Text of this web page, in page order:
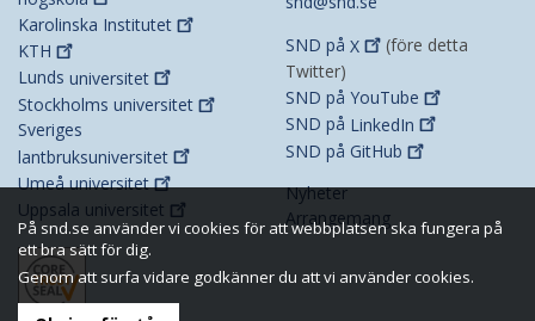
Karolinska Institutet
KTH
Lunds universitet
Stockholms universitet
Sveriges
lantbruksuniversitet
Umeåuniversitet
Uppsala universitet
SND på X
(före detta
Twitter)
SND på YouTube
SND på LinkedIn
SND på GitHub
Nyheter
Arrangemang
På snd.se använder vi cookies för att webbplatsen ska fungera på
ett bra sätt för dig.
Genom att surfa vidare godkänner du att vi använder cookies.